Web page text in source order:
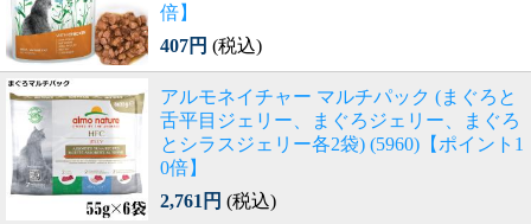
倍】
407円 (税込)
アルモネイチャー マルチパック (まぐろと
舌平目ジェリー、まぐろジェリー、まぐろ
とシラスジェリー各2袋) (5960)【ポイント1
0倍】
2,761円 (税込)